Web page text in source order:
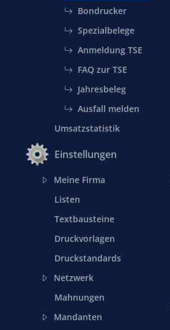
Bondrucker
Spezialbelege
Anmeldung TSE
FAQ zur TSE
Jahresbeleg
Ausfall melden
Umsatzstatistik
Einstellungen
Meine Firma
Listen
Textbausteine
Druckvorlagen
Druckstandards
Netzwerk
Mahnungen
Mandanten